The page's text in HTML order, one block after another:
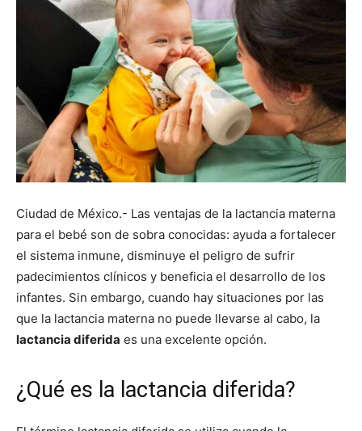
Ciudad de México.- Las ventajas de la lactancia materna
para el bebé son de sobra conocidas: ayuda a fortalecer
el sistema inmune, disminuye el peligro de sufrir
padecimientos clínicos y beneficia el desarrollo de los
infantes. Sin embargo, cuando hay situaciones por las
que la lactancia materna no puede llevarse al cabo, la
lactancia diferida es una excelente opción.
¿Qué es la lactancia diferida?